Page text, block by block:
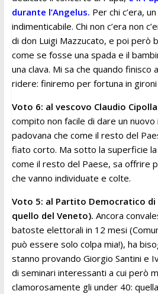
durante l’Angelus. Per chi c’era,
indimenticabile. Chi non c’era non
di don Luigi Mazzucato, e poi però
come se fosse una spada e il
una clava. Mi sa che quando finisco
ridere: finiremo per fortuna in
Voto 6: al vescovo Claudio
compito non facile di dare un nuovo
padovana che come il resto del
fiato corto. Ma sotto la superficie la
come il resto del Paese, sa offrire
che vanno individuate e colte.
Voto 5: al Partito Democratico di
quello del Veneto). Ancora
batoste elettorali in 12 mesi
può essere solo colpa mia!), ha
stanno provando Giorgio Santini e
di seminari interessanti a cui però
clamorosamente gli under 40: